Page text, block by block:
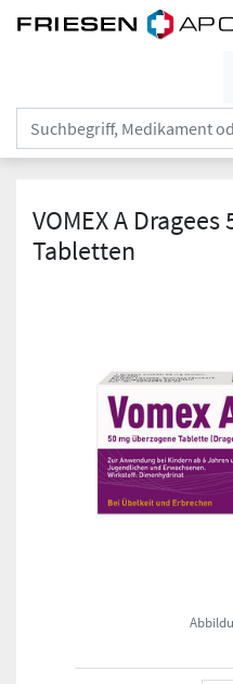
VOMEX A
Tabletten